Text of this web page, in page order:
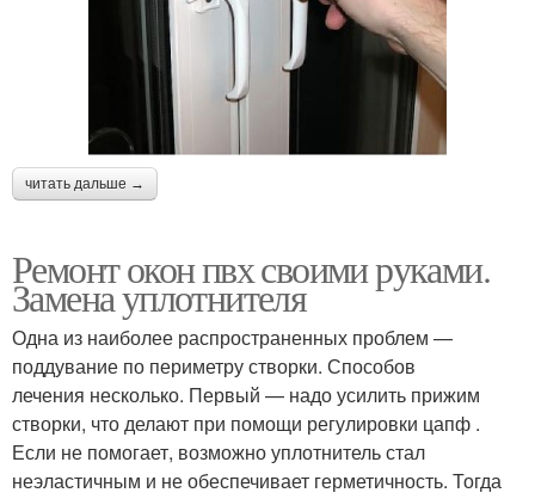
читать дальше →
Ремонт окон пвх своими руками.
Замена уплотнителя
Одна из наиболее распространенных проблем —
поддувание по периметру створки. Способов
лечения несколько. Первый — надо усилить прижим
створки, что делают при помощи регулировки цапф .
Если не помогает, возможно уплотнитель стал
неэластичным и не обеспечивает герметичность. Тогда